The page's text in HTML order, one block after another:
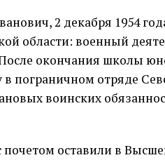
2 декабря 1954
области: военный
окончания школы
пограничном отряде
воинских
почетом оставили в